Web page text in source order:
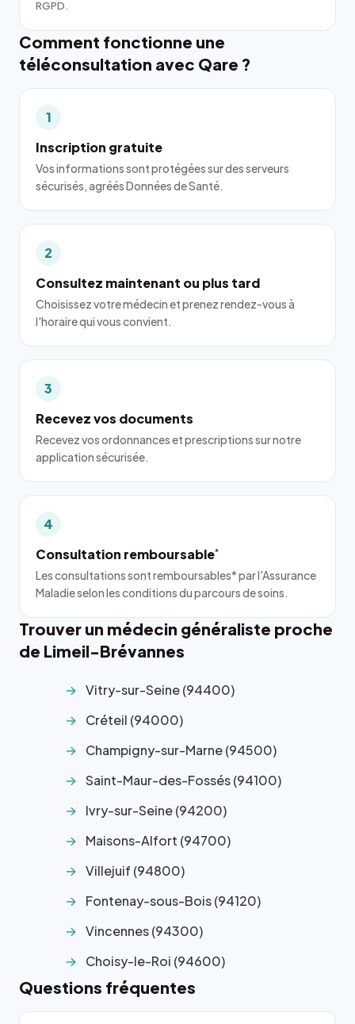
RGPD.
Comment fonctionne une
téléconsultation avec Qare ?
1
Inscription gratuite
Vos informations sont protégées sur des serveurs
sécurisés, agréés Données de Santé.
2
Consultez maintenant ou plus tard
Choisissez votre médecin et prenez rendez-vous à
l'horaire qui vous convient.
3
Recevez vos documents
Recevez vos ordonnances et prescriptions sur notre
application sécurisée.
4
Consultation remboursable*
Les consultations sont remboursables* par l'Assurance
Maladie selon les conditions du parcours de soins.
Trouver un médecin généraliste proche
de Limeil-Brévannes
Vitry-sur-Seine (94400)
Créteil (94000)
Champigny-sur-Marne (94500)
Saint-Maur-des-Fossés (94100)
Ivry-sur-Seine (94200)
Maisons-Alfort (94700)
Villejuif (94800)
Fontenay-sous-Bois (94120)
Vincennes (94300)
Choisy-le-Roi (94600)
Questions fréquentes